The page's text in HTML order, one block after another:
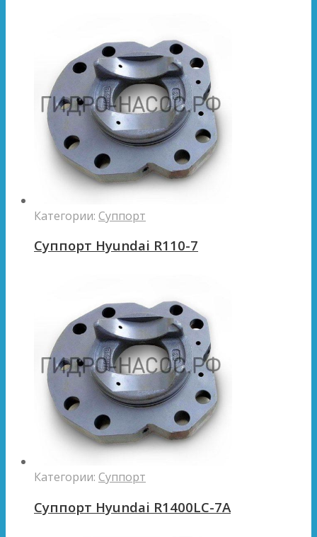
Категории: Суппорт
Суппорт Hyundai R110-7
Категории: Суппорт
Суппорт Hyundai R1400LC-7A